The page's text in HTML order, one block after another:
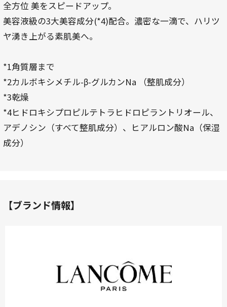
全方位 美をスピードアップ。
美容液級の3大美容成分(*4)配合。濃密な一滴で、ハリツ
ヤ湧き上がる素肌美へ。
*1角質層まで
*2カルボキシメチル-β-グルカンNa （整肌成分）
*3乾燥
*4ヒドロキシプロピルテトラヒドロピラントリオール、
アデノシン（すべて整肌成分）、ヒアルロン酸Na（保湿
成分）
【ブランド情報】